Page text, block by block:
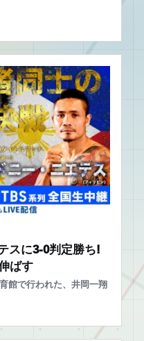
スに3-0判定勝ち!
ばす
館で行われた、井岡一翔